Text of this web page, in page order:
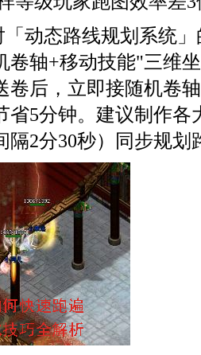
动态路线规划系统
卷轴+移动技能"三维
卷后，立即接随机卷
省5分钟。建议制作各
隔2分30秒）同步规划